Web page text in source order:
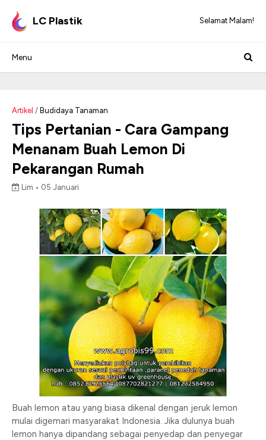
LC Plastik Selamat Malam!
Artikel / Budidaya Tanaman
Tips Pertanian - Cara Gampang
Menanam Buah Lemon Di
Pekarangan Rumah
Lim • 05 Januari
Buah lemon atau yang biasa dikenal dengan jeruk lemon
mulai digemari masyarakat Indonesia. Jika dulunya buah
lemon hanya dipandang sebagai penyedap dan penyegar